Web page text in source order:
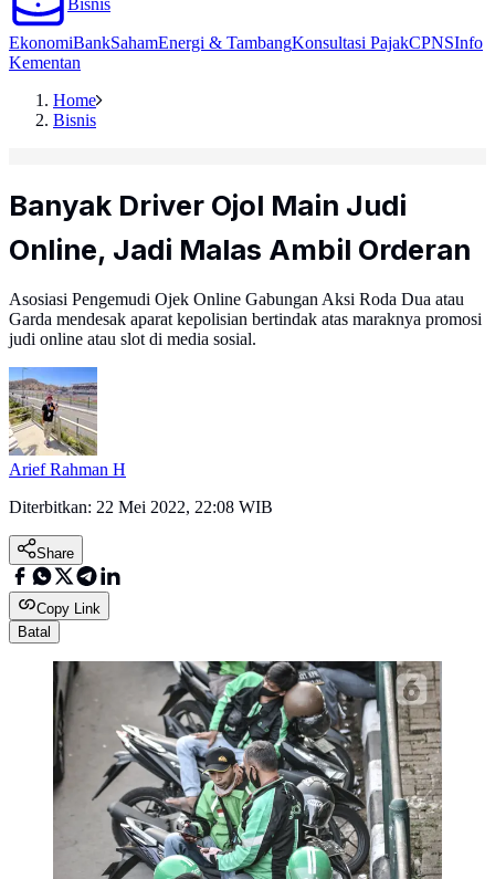
Bisnis
EkonomiBankSahamEnergi & TambangKonsultasi PajakCPNSInfo
Kementan
Home
Bisnis
Banyak Driver Ojol Main Judi
Online, Jadi Malas Ambil Orderan
Asosiasi Pengemudi Ojek Online Gabungan Aksi Roda Dua atau
Garda mendesak aparat kepolisian bertindak atas maraknya promosi
judi online atau slot di media sosial.
Arief Rahman H
Diterbitkan: 22 Mei 2022, 22:08 WIB
Share
Copy Link
Batal